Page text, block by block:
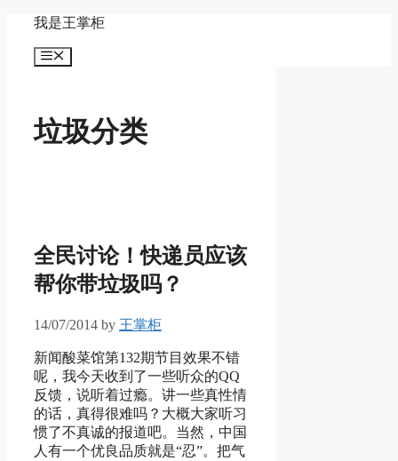
content
我是王掌柜
Menu
垃圾分类
全民讨论！快递员应该
帮你带垃圾吗？
14/07/2014 by 王掌柜
新闻酸菜馆第132期节目效果不错
呢，我今天收到了一些听众的QQ
反馈，说听着过瘾。讲一些真性情
的话，真得很难吗？大概大家听习
惯了不真诚的报道吧。当然，中国
人有一个优良品质就是“忍”。把气